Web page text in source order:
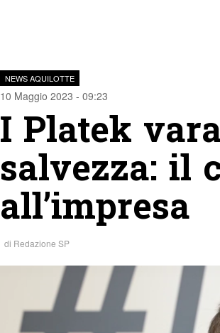
NEWS AQUILOTTE
10 Maggio 2023 - 09:23
I Platek
salvezza: il
all’impresa
di Redazione SP